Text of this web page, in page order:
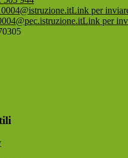
Link per
Link per